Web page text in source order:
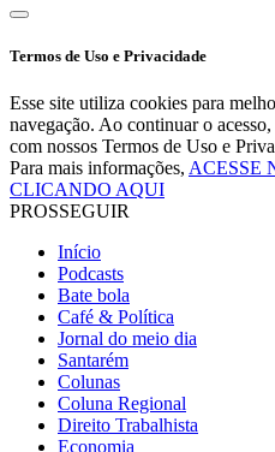
Termos de Uso e Privacidade
Esse site utiliza cookies para
navegação. Ao continuar o
com nossos Termos de Uso e
Para mais informações, ACESSE
CLICANDO AQUI
PROSSEGUIR
Início
Podcasts
Bate bola
Café & Política
Jornal do meio dia
Santarém
Colunas
Coluna Regional
Direito Trabalhista
Economia